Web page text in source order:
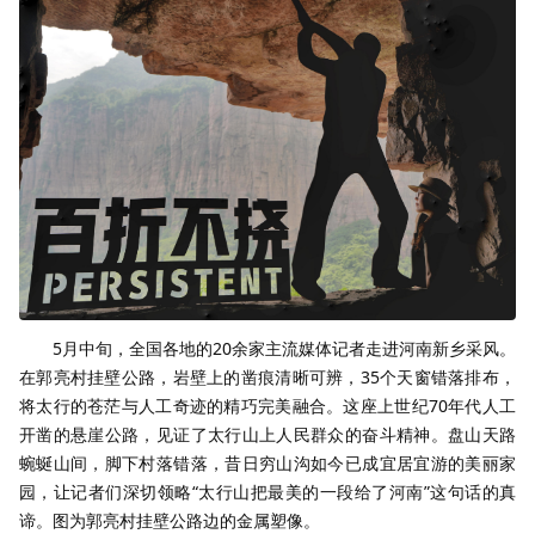
5月中旬，全国各地的20余家主流媒体记者走进河南新乡采风。
在郭亮村挂壁公路，岩壁上的凿痕清晰可辨，35个天窗错落排布，
将太行的苍茫与人工奇迹的精巧完美融合。这座上世纪70年代人工
开凿的悬崖公路，见证了太行山上人民群众的奋斗精神。盘山天路
蜿蜒山间，脚下村落错落，昔日穷山沟如今已成宜居宜游的美丽家
园，让记者们深切领略“太行山把最美的一段给了河南”这句话的真
谛。图为郭亮村挂壁公路边的金属塑像。